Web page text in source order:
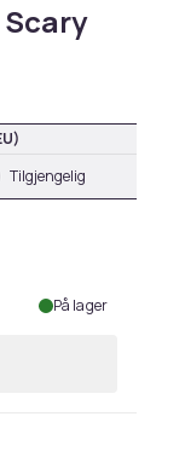
Tilgjengelig
På lager
Adult